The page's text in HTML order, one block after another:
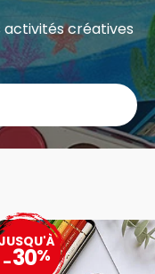
activités créatives
-30%